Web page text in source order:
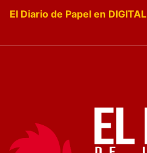
El Diario de Papel en DIGITAL